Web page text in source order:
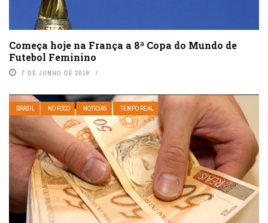
Começa hoje na França a 8ª Copa do Mundo de
Futebol Feminino
7 DE JUNHO DE 2019
BRASIL NO FOCO NOTÍCIAS TEMPO REAL